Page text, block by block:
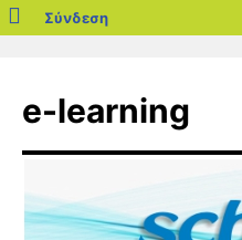
blogs.sch.gr
Σύνδεση
περιεχόμενο
e-learning